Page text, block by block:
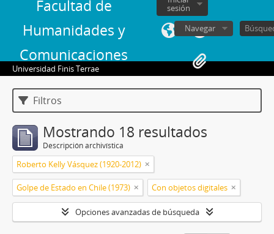
Facultad de
Humanidades y
Comunicaciones
sesión
Navegar
Universidad Finis Terrae
Filtros
Mostrando 18 resultados
Descripción archivística
Roberto Kelly Vásquez (1920-2012)
Golpe de Estado en Chile (1973) Con objetos digitales
Opciones avanzadas de búsqueda